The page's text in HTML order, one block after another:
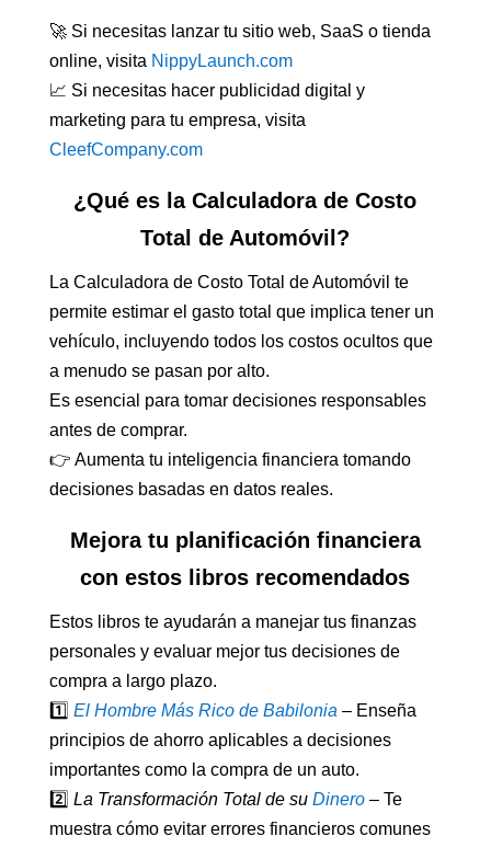
🚀 Si necesitas lanzar tu sitio web, SaaS o tienda
online, visita NippyLaunch.com
📈 Si necesitas hacer publicidad digital y
marketing para tu empresa, visita
CleefCompany.com
¿Qué es la Calculadora de Costo
Total de Automóvil?
La Calculadora de Costo Total de Automóvil te
permite estimar el gasto total que implica tener un
vehículo, incluyendo todos los costos ocultos que
a menudo se pasan por alto.
Es esencial para tomar decisiones responsables
antes de comprar.
👉 Aumenta tu inteligencia financiera tomando
decisiones basadas en datos reales.
Mejora tu planificación financiera
con estos libros recomendados
Estos libros te ayudarán a manejar tus finanzas
personales y evaluar mejor tus decisiones de
compra a largo plazo.
1️⃣ El Hombre Más Rico de Babilonia – Enseña
principios de ahorro aplicables a decisiones
importantes como la compra de un auto.
2️⃣ La Transformación Total de su Dinero– Te
muestra cómo evitar errores financieros comunes